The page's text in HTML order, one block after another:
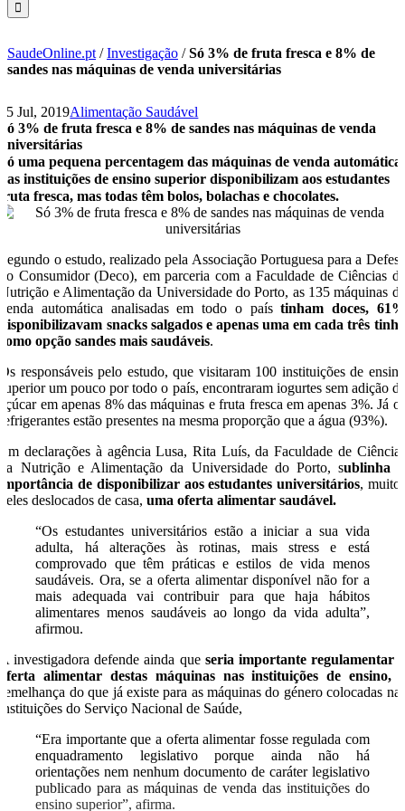
SaudeOnline.pt /Investigação /Só 3% de fruta fresca e 8% de
sandes nas máquinas de venda universitárias
15 Jul, 2019Alimentação Saudável
Só 3% de fruta fresca e 8% de sandes nas máquinas de venda
universitárias
Só uma pequena percentagem das máquinas de venda automática
das instituições de ensino superior disponibilizam aos estudantes
fruta fresca, mas todas têm bolos, bolachas e chocolates.
Segundo o estudo, realizado pela Associação Portuguesa para a Defesa
do Consumidor (Deco), em parceria com a Faculdade de Ciências da
Nutrição e Alimentação da Universidade do Porto, as 135 máquinas de
venda automática analisadas em todo o paístinham doces, 61%
disponibilizavam snacks salgados e apenas uma em cada três tinha
como opção sandes mais saudáveis.
Os responsáveis pelo estudo, que visitaram 100 instituições de ensino
superior um pouco por todo o país, encontraram iogurtes sem adição de
açúcar em apenas 8% das máquinas e fruta fresca em apenas 3%. Já os
refrigerantes estão presentes na mesma proporção que a água (93%).
Em declarações à agência Lusa, Rita Luís, da Faculdade de Ciências
da Nutrição e Alimentação da Universidade do Porto, sublinha a
importância de disponibilizar aos estudantes universitários, muitos
deles deslocados de casa, uma oferta alimentar saudável.
“Os estudantes universitários estão a iniciar a sua vida
adulta, há alterações às rotinas, mais stress e está
comprovado que têm práticas e estilos de vida menos
saudáveis. Ora, se a oferta alimentar disponível não for a
mais adequada vai contribuir para que haja hábitos
alimentares menos saudáveis ao longo da vida adulta”,
afirmou.
A investigadora defende ainda que seria importante regulamentar a
oferta alimentar destas máquinas nas instituições de ensino,à
semelhança do que já existe para as máquinas do género colocadas nas
instituições do Serviço Nacional de Saúde,
“Era importante que a oferta alimentar fosse regulada com
enquadramento legislativo porque ainda não há
orientações nem nenhum documento de caráter legislativo
publicado para as máquinas de venda das instituições do
ensino superior”, afirma.